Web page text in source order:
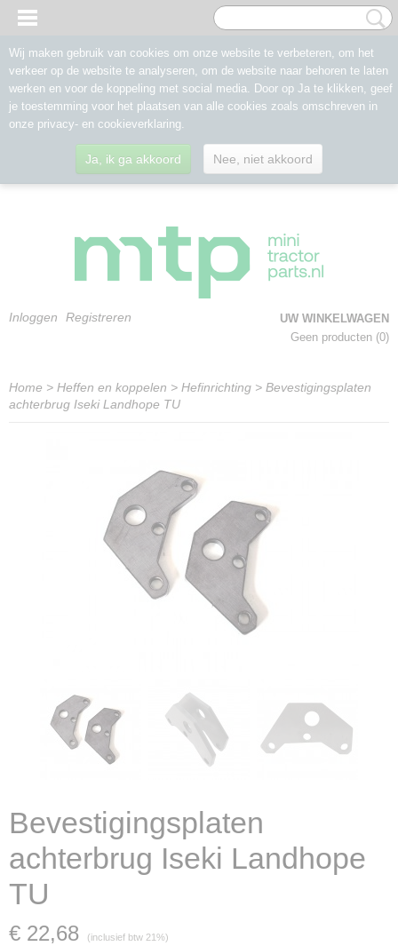
Inloggen Registreren
UW WINKELWAGEN
Geen producten (0)
Home > Heffen en koppelen > Hefinrichting > Bevestigingsplaten
achterbrug Iseki Landhope TU
Bevestigingsplaten
achterbrug Iseki Landhope
TU
€ 22,68 (inclusief btw 21%)
Wij maken gebruik van cookies om onze website te verbeteren, om het
verkeer op de website te analyseren, om de website naar behoren te laten
werken en voor de koppeling met social media. Door op Ja te klikken, geef
je toestemming voor het plaatsen van alle cookies zoals omschreven in
onze privacy- en cookieverklaring.
Ja, ik ga akkoord Nee, niet akkoord